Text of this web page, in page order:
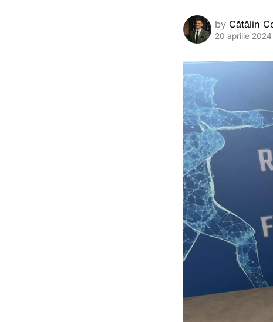
by Cătălin
20 aprilie 2024